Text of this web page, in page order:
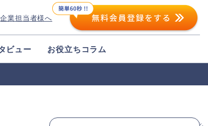
企業担当者様へ
ビュー お役立ちコラム